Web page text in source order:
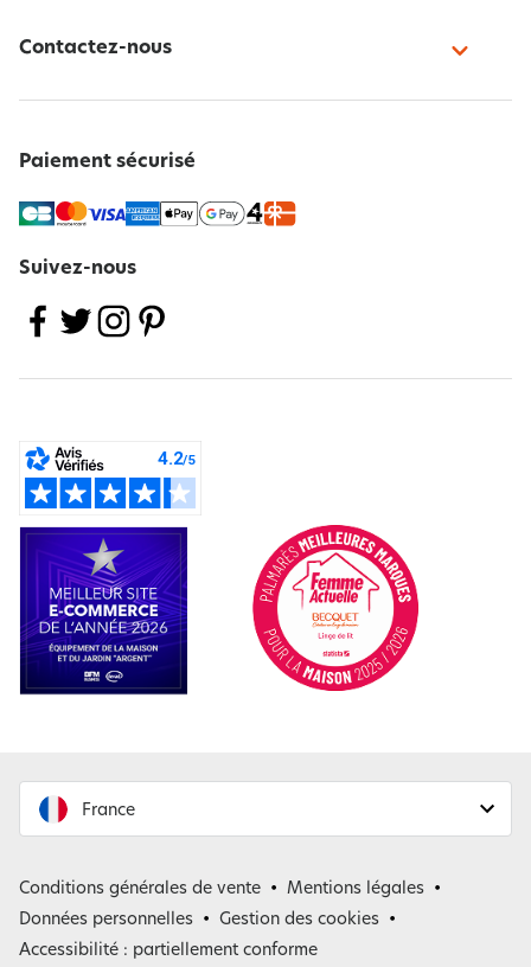
Contactez-nous
Paiement sécurisé
Suivez-nous
France
Belgique
Conditions générales de vente
Mentions légales
Données personnelles
Gestion des cookies
Accessibilité : partiellement conforme